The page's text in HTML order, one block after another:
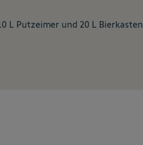
L Putzeimer und 20 L Bierkasten